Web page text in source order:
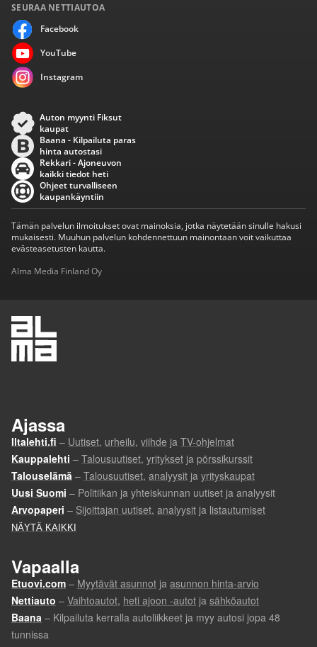
SEURAA NETTIAUTOA
Facebook
YouTube
Instagram
Auton myynti Fiksut
kaupat
Baana - Kilpailuta paras
hinta autostasi
Rekkari - Ajoneuvon
kaikki tiedot heti
Ohjeet turvalliseen
kaupankäyntiin
Tämän palvelun ilmoitukset ovat mainoksia, jotka näytetään sinulle hakusi
mukaisesti. Muuhun palvelun kohdennettuun mainontaan voit vaikuttaa
evästeasetusten kautta.
Alma Media Finland Oy